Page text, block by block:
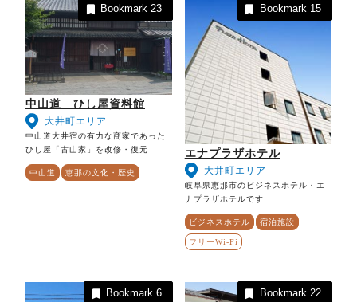
中山道 ひし屋資料館
大井町エリア
中山道大井宿の有力な商家であった
ひし屋「古山家」を改修・復元
中山道 恵那の文化・歴史
Bookmark 23
エナプラザホテル
大井町エリア
岐阜県恵那市のビジネスホテル・エ
ナプラザホテルです
ビジネスホテル 宿泊施設
フリーWi-Fi
Bookmark 15
Bookmark 6 Bookmark 22